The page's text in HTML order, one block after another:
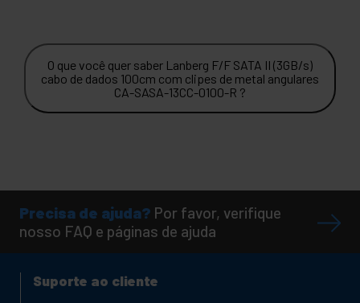
O que você quer saber Lanberg F/F SATA II (3GB/s)
cabo de dados 100cm com clipes de metal angulares
CA-SASA-13CC-0100-R ?
Precisa de ajuda? Por favor, verifique
nosso FAQ e páginas de ajuda
Suporte ao cliente